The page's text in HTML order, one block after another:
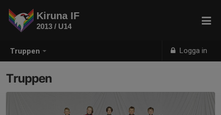
Truppen Logga in
Kiruna IF
2013 / U14
Truppen